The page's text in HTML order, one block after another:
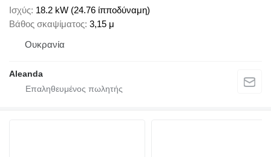
Ισχύς 18.2 kW (24.76 ίπποδύναμη)
Βάθος σκαψίματος 3,15 μ
Ουκρανία
Aleanda